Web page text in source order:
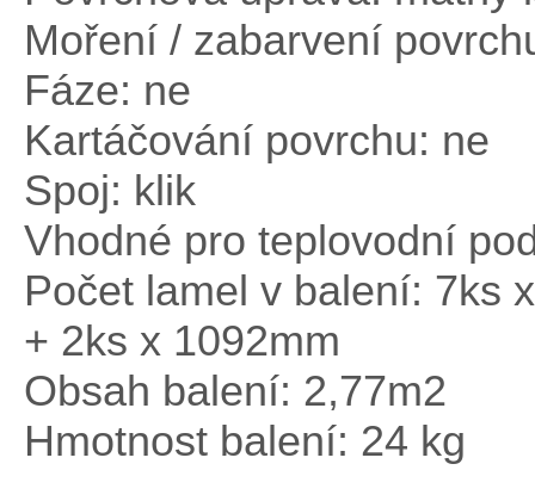
Moření / zabarvení
Fáze: ne
Kartáčování povrchu: ne
Spoj: klik
Vhodné pro teplovodní
Počet lamel v balení: 7ks
+ 2ks x 1092mm
Obsah balení: 2,77m2
Hmotnost balení: 24 kg